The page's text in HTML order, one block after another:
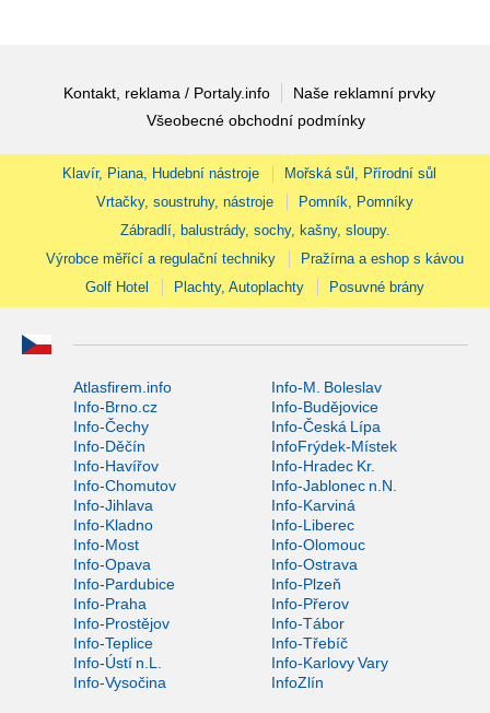
Kontakt, reklama / Portaly.info
Naše reklamní prvky
Všeobecné obchodní podmínky
Klavír, Piana, Hudební nástroje
Mořská sůl, Přírodní sůl
Vrtačky, soustruhy, nástroje
Pomník, Pomníky
Zábradlí, balustrády, sochy, kašny, sloupy.
Výrobce měřící a regulační techniky
Pražírna a eshop s kávou
Golf Hotel
Plachty, Autoplachty Posuvné brány
Atlasfirem.info
Info-M. Boleslav
Info-Brno.cz
Info-Budějovice
Info-Čechy
Info-Česká Lípa
Info-Děčín
InfoFrýdek-Místek
Info-Havířov
Info-Hradec Kr.
Info-Chomutov
Info-Jablonec n.N.
Info-Jihlava
Info-Karviná
Info-Kladno
Info-Liberec
Info-Most
Info-Olomouc
Info-Opava
Info-Ostrava
Info-Pardubice
Info-Plzeň
Info-Praha
Info-Přerov
Info-Prostějov
Info-Tábor
Info-Teplice
Info-Třebíč
Info-Ústí n.L.
Info-Karlovy Vary
Info-Vysočina
InfoZlín